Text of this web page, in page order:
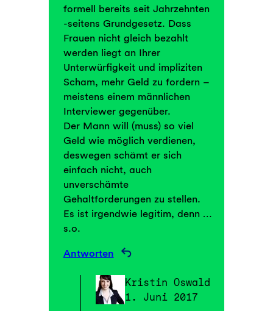
formell bereits seit Jahrzehnten
-seitens Grundgesetz. Dass
Frauen nicht gleich bezahlt
werden liegt an Ihrer
Unterwürfigkeit und impliziten
Scham, mehr Geld zu fordern –
meistens einem männlichen
Interviewer gegenüber.
Der Mann will (muss) so viel
Geld wie möglich verdienen,
deswegen schämt er sich
einfach nicht, auch
unverschämte
Gehaltforderungen zu stellen.
Es ist irgendwie legitim, denn …
s.o.
Antworten
Kristin Oswald
1. Juni 2017